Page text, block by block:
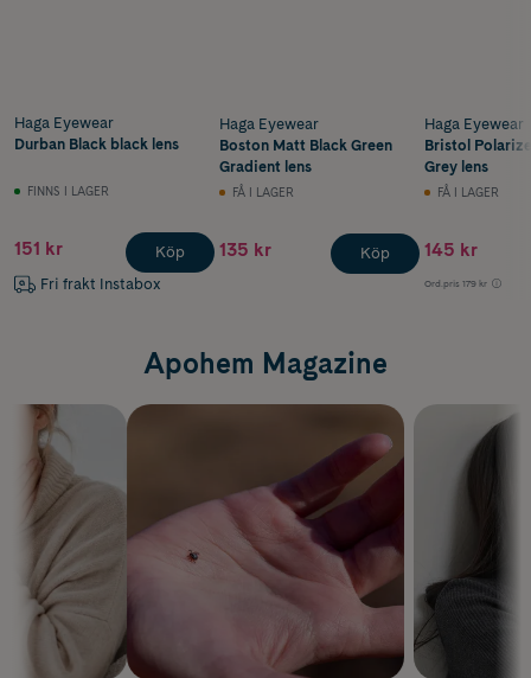
Haga Eyewear
Durban Black black lens
FINNS I LAGER
151 kr
Fri frakt Instabox
Köp
Haga Eyewear
Boston Matt Black Green
Gradient lens
FÅ I LAGER
135 kr Köp
Haga Eyewear
Bristol
Grey lens
FÅ I LAGER
145 kr
Ord.pris 179 kr
Apohem Magazine